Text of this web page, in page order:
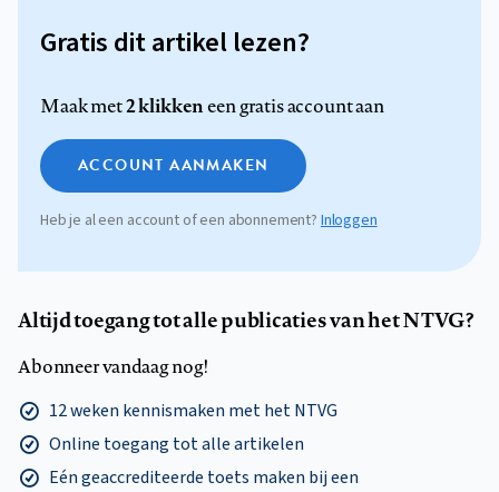
Gratis dit artikel lezen?
Maak met2 klikkeneen gratis account aan
ACCOUNT AANMAKEN
Heb je al een account of een abonnement? Inloggen
Altijd toegang tot alle publicaties van het NTVG?
Abonneer vandaag nog!
12 weken kennismaken met het NTVG
Online toegang tot alle artikelen
Eén geaccrediteerde toets maken bij een